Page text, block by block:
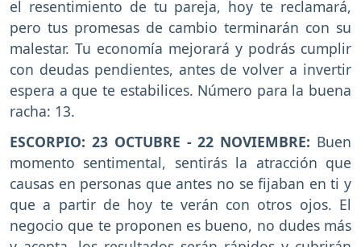
el resentimiento de tu pareja, hoy te reclamará,
pero tus promesas de cambio terminarán con su
malestar. Tu economía mejorará y podrás cumplir
con deudas pendientes, antes de volver a invertir
espera a que te estabilices. Número para la buena
racha: 13.
ESCORPIO: 23 OCTUBRE - 22 NOVIEMBRE: Buen
momento sentimental, sentirás la atracción que
causas en personas que antes no se fijaban en ti y
que a partir de hoy te verán con otros ojos. El
negocio que te proponen es bueno, no dudes más